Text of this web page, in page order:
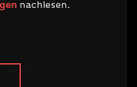
nachlesen.